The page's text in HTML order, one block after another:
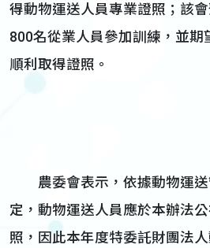
得動物運送人員專業證照；該
800名從業人員參加訓練，並期
順利取得證照。
農委會表示，依據動物運送
定，動物運送人員應於本辦法
照，因此本年度特委託財團法